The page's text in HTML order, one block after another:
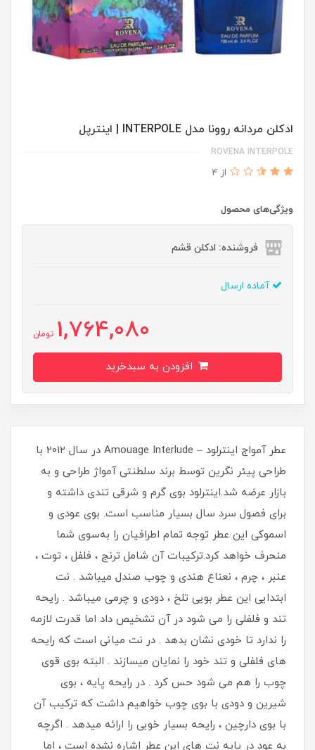
ادكلن مردانه روونا مدل INTERPOLE | اينترپل
ROVENA INTERPOLE
از 4
ویژگی‌های محصول
فروشنده: ادکلن قشم
آماده ارسال
1,764,080 تومان
عطر آمواج اینترلود – Amouage Interlude در سال 2012 با
طراحی پیئر نگرین توسط برند سلطنتی آمواژ طراحی و به
بازار عرضه شد.اینترلود بوی گرم و شرقی تندی داشته و
برای فصول سرد سال بسیار مناسب است. بوی عودی و
اسموکی این عطر توجه تمام اطرافیان را به‌سوی شما
منحرف خواهد کرد.ترکیبات آن شامل ترنج ، فلفل ، توت ،
عنبر ، چرم ، نعناع هندی و چوب صندل میباشد . نت
ابتدایی این عطر بویی تلخ ، دودی و چرمی میباشد . رایحه
تند و فلفلی را می شود در آن تشخیص داد اما قدرت لازمه
را ندارد تا خودی نشان بدهد . در نت میانی است که رایحه
های فلفلی و تند خود را نمایان میسازند . البته بوی قوی
چوب را هم می شود حس کرد . در رایحه پایه ، بوی
شیرین و دودی با بوی چوب خواهیم داشت که ترکیب آن
با بوی دارچین ، رایحه بسیار خوبی را ارائه میدهد . اگرچه
به عود در پایه نت های این عطر اشاره نشده است ، اما